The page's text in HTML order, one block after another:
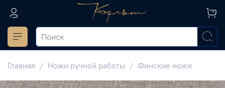
Главная Ножи ручной работы Финские ножи